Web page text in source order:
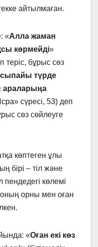
айтылмаған.
«Алла жаман
көрмейді»
теріс, бұрыс сөз
түрде
араларыңа
сүресі, 53) деп
сөз сөйлеуге
көптеген ұлы
бірі – тіл және
көлемі
орны мен оған
«Оған екі көз